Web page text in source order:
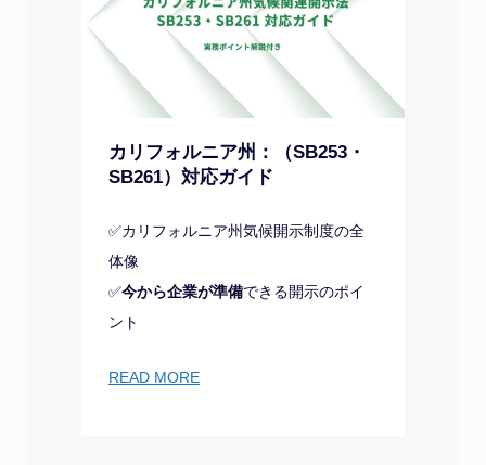
カリフォルニア州：（SB253・
SB261）対応ガイド
✅カリフォルニア州気候開示制度の全
体像
✅今から企業が準備できる開示のポイ
ント
READ MORE